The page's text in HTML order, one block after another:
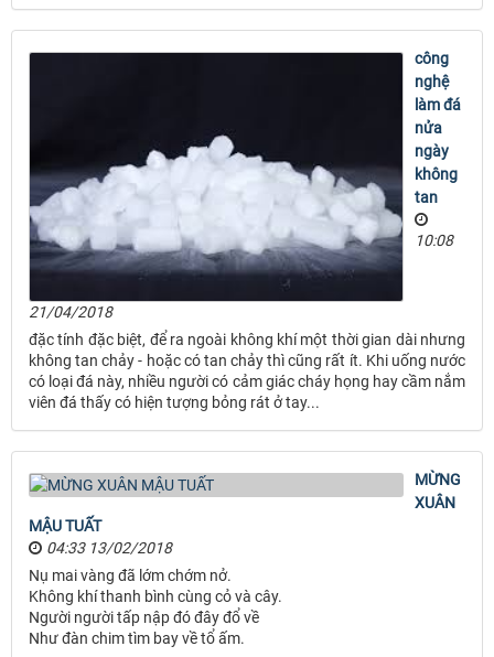
công
nghệ
làm đá
nửa
ngày
không
tan
10:08
21/04/2018
đặc tính đặc biệt, để ra ngoài không khí một thời gian dài nhưng
không tan chảy - hoặc có tan chảy thì cũng rất ít. Khi uống nước
có loại đá này, nhiều người có cảm giác cháy họng hay cầm nắm
viên đá thấy có hiện tượng bỏng rát ở tay...
MỪNG
XUÂN
MẬU TUẤT
04:33 13/02/2018
Nụ mai vàng đã lớm chớm nở.
Không khí thanh bình cùng cỏ và cây.
Người người tấp nập đó đây đổ về
Như đàn chim tìm bay về tổ ấm.